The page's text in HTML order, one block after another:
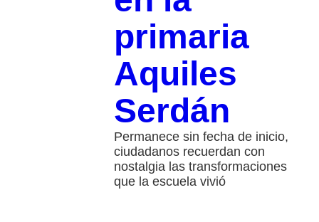
primaria
Aquiles
Serdán
Permanece sin fecha de inicio,
ciudadanos recuerdan con
nostalgia las transformaciones
que la escuela vivió